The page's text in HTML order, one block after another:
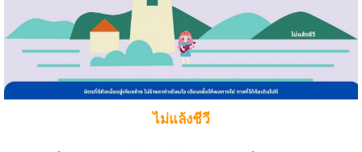
ไม่แล้งชีวี